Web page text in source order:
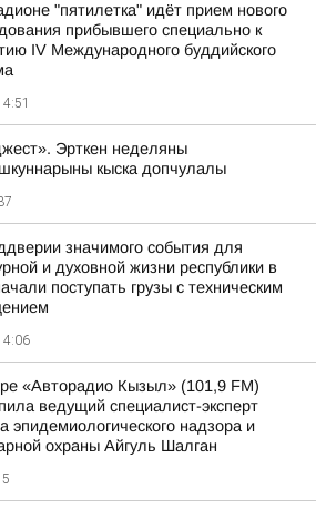
"пятилетка" идёт прием нового
прибывшего специально к
IV Международного буддийского
Эрткен неделяны
кыска допчулалы
значимого события для
и духовной жизни республики в
поступать грузы с техническим
«Авторадио Кызыл» (101,9 FM)
ведущий специалист-эксперт
эпидемиологического надзора и
охраны Айгуль Шалган